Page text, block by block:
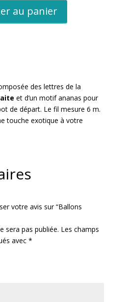
au panier
des lettres de la
et d’un motif ananas pour
de départ. Le fil mesure 6 m.
touche exotique à votre
votre avis sur “Ballons
sera pas publiée. Les champs
avec *